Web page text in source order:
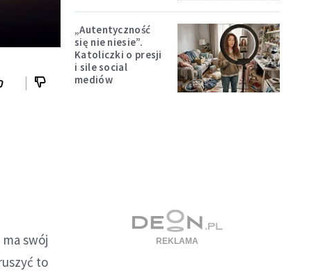
swój
to
„Autentyczność
się nie niesie”.
Katoliczki o presji
i sile social
mediów